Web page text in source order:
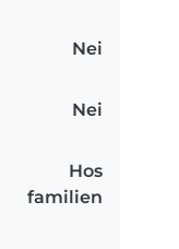
Nei
Nei
Hos
familien